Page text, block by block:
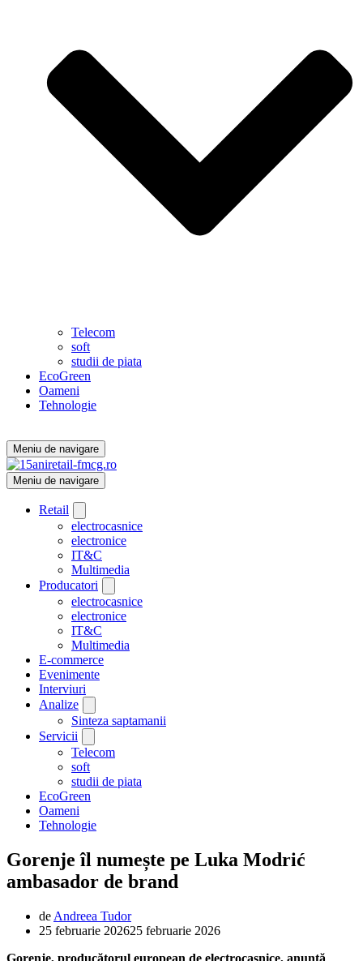
Telecom
soft
studii de piata
EcoGreen
Oameni
Tehnologie
Meniu de navigare
Meniu de navigare
Retail
electrocasnice
electronice
IT&C
Multimedia
Producatori
electrocasnice
electronice
IT&C
Multimedia
E-commerce
Evenimente
Interviuri
Analize
Sinteza saptamanii
Servicii
Telecom
soft
studii de piata
EcoGreen
Oameni
Tehnologie
Gorenje îl numește pe Luka Modrić
ambasador de brand
de Andreea Tudor
25 februarie 202625 februarie 2026
Gorenje, producătorul european de electrocasnice, anunță